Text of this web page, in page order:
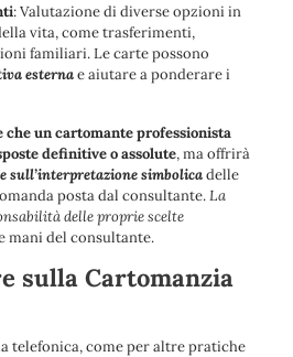
: Valutazione di diverse opzioni in
vita, come trasferimenti,
familiari. Le carte possono
esternae aiutare a ponderare i
un cartomante professionista
definitive o assolute, ma offrirà
sull’interpretazione simbolicadelle
posta dal consultante.La
delle proprie scelte
mani del consultante.
sulla Cartomanzia
telefonica, come per altre pratiche